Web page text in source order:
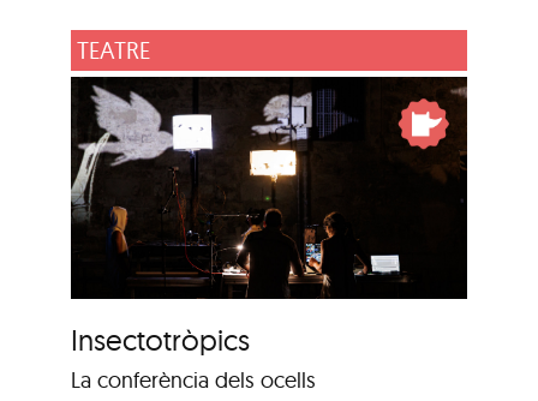
TEATRE
Insectotròpics
La conferència dels ocells